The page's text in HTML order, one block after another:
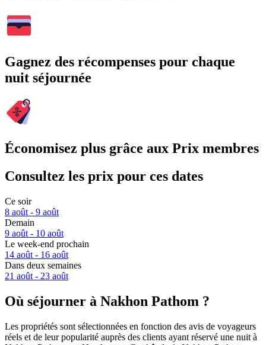
Gagnez des récompenses pour chaque
nuit séjournée
Économisez plus grâce aux Prix membres
Consultez les prix pour ces dates
Ce soir
8 août - 9 août
Demain
9 août - 10 août
Le week-end prochain
14 août - 16 août
Dans deux semaines
21 août - 23 août
Où séjourner à Nakhon Pathom ?
Les propriétés sont sélectionnées en fonction des avis de voyageurs
réels et de leur popularité auprès des clients ayant réservé une nuit à